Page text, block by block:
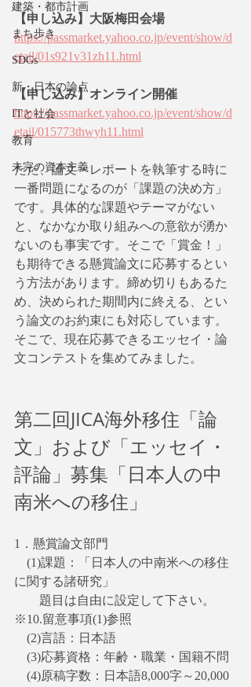
建築・都市計画
まち歩き
SDGs
新・日本の論点
ITと社会
教育
未完の資本主義
【申し込み】大阪梅田会場
https://passmarket.yahoo.co.jp/event/show/d
etail/01s921v31zh11.html
【申し込み】オンライン開催
https://passmarket.yahoo.co.jp/event/show/d
etail/015773thwyh11.html
ただ、論文・レポートを執筆する時に
一番問題になるのが「課題の決め方」
です。具体的な課題やテーマがない
と、なかなか取り組みへの意欲が湧か
ないのも事実です。そこで「賞金！」
も期待できる懸賞論文に応募するとい
う方法があります。締め切りもあるた
め、決められた期間内に終える、とい
う論文のお約束にも対応しています。
そこで、現在応募できるエッセイ・論
文コンテストを集めてみました。
第二回JICA海外移住「論
文」および「エッセイ・
評論」募集「日本人の中
南米への移住」
1．懸賞論文部門
(1)課題：「日本人の中南米への移住
に関する諸研究」
題目は自由に設定して下さい。
※10.留意事項(1)参照
(2)言語：日本語
(3)応募資格：年齢・職業・国籍不問
(4)原稿字数：日本語8,000字～20,000